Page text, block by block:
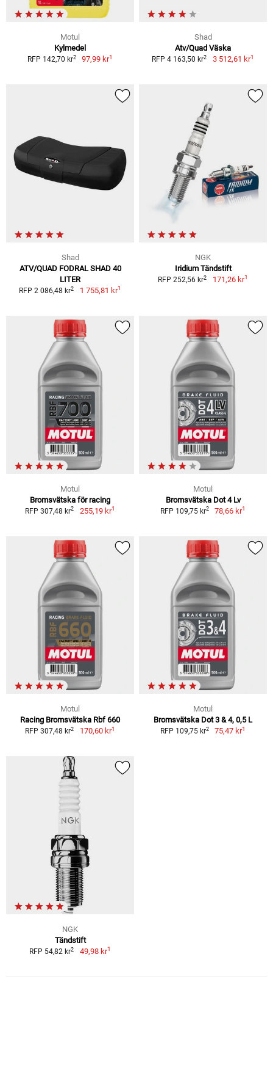
Motul
Kylmedel
RFP 142,70 kr2 97,99 kr1
Shad
Atv/Quad Väska
RFP 4 163,50 kr2 3 512,61 kr1
Shad
ATV/QUAD FODRAL SHAD 40
LITER
RFP 2 086,48 kr2 1 755,81 kr1
NGK
Iridium Tändstift
RFP 252,56 kr2 171,26 kr1
Motul
Bromsvätska för racing
RFP 307,48 kr2 255,19 kr1
Motul
Bromsvätska Dot 4 Lv
RFP 109,75 kr2 78,66 kr1
Motul
Racing Bromsvätska Rbf 660
RFP 307,48 kr2 170,60 kr1
Motul
Bromsvätska Dot 3 & 4, 0,5 L
RFP 109,75 kr2 75,47 kr1
NGK
Tändstift
RFP 54,82 kr2 49,98 kr1